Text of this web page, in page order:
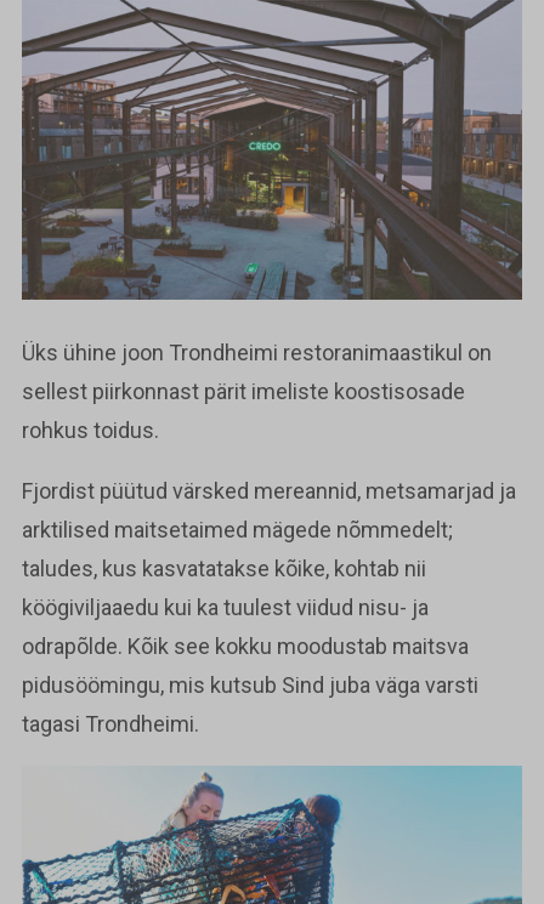
Üks ühine joon Trondheimi restoranimaastikul on
sellest piirkonnast pärit imeliste koostisosade
rohkus toidus.
Fjordist püütud värsked mereannid, metsamarjad ja
arktilised maitsetaimed mägede nõmmedelt;
taludes, kus kasvatatakse kõike, kohtab nii
köögiviljaaedu kui ka tuulest viidud nisu- ja
odrapõlde. Kõik see kokku moodustab maitsva
pidusöömingu, mis kutsub Sind juba väga varsti
tagasi Trondheimi.